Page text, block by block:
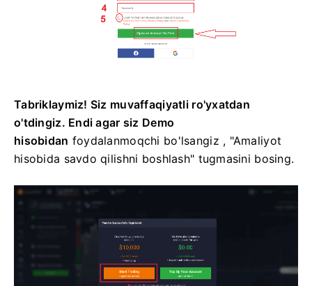
Tabriklaymiz! Siz muvaffaqiyatli ro'yxatdan
o'tdingiz. Endi agar siz Demo
hisobidan foydalanmoqchi bo'lsangiz , "Amaliyot
hisobida savdo qilishni boshlash" tugmasini bosing.